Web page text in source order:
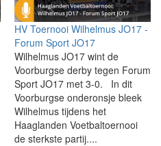
HV Toernooi Wilhelmus JO17 -
Forum Sport JO17
Wilhelmus JO17 wint de
Voorburgse derby tegen Forum
Sport JO17 met 3-0. In dit
Voorburgse onderonsje bleek
Wilhelmus tijdens het
Haaglanden Voetbaltoernooi
de sterkste partij....